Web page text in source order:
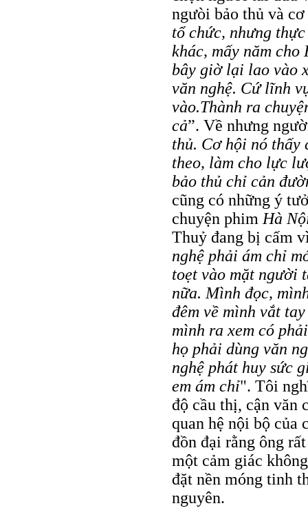
ngưòi bảo thủ và
tổ chức, nhưng
khác, mấy năm
bây giờ lại lao vào
văn nghệ. Cứ lĩnh
vào.Thành ra
cả”. Về nhưng
thủ. Cơ hội nó thấy
theo, làm cho lực
bảo thủ chỉ cản
cũng có những ý
chuyện phim Hà
Thuỷ đang bị cấm
nghệ phải ám chỉ
toẹt vào mặt người
nữa. Mình đọc,
đêm về mình vắt
mình ra xem có
họ phải dùng văn
nghệ phát huy sức
em ám chỉ". Tôi
độ cầu thị, cận văn
quan hệ nội bộ của
đồn đại rằng ông
một cảm giác
đặt nền móng tinh
nguyên.